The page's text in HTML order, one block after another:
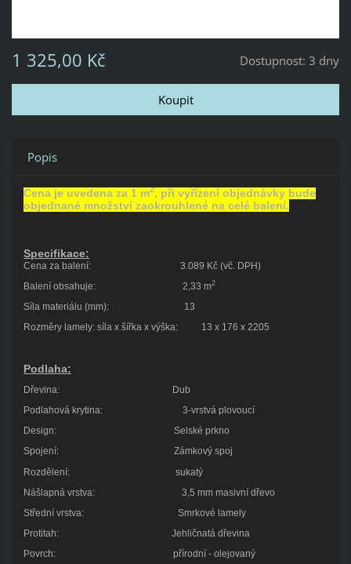
Dostupnost: 3 dny
1 325,00 Kč
Popis
Cena je uvedena za 1 m2, při vyřízení objednávky bude
objednané množství zaokrouhlené na celé balení.
Specifikace:
Cena za balení: 3.089 Kč (vč. DPH)
Balení obsahuje: 2,33 m2
Síla materiálu (mm): 13
Rozměry lamely: síla x šířka x výška: 13 x 176 x 2205
Podlaha:
Dřevina: Dub
Podlahová krytina: 3-vrstvá plovoucí
Design: Selské prkno
Spojení: Zámkový spoj
Rozdělení: sukatý
Nášlapná vrstva: 3,5 mm masivní dřevo
Střední vrstva: Smrkové lamely
Protitah: Jehličnatá dřevina
Povrch: přírodní - olejovaný